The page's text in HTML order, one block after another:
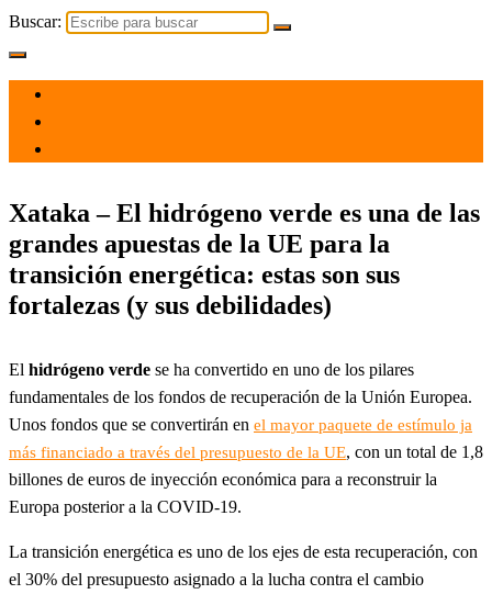
Buscar:
Xataka – El hidrógeno verde es una de las
grandes apuestas de la UE para la
transición energética: estas son sus
fortalezas (y sus debilidades)
El hidrógeno verde se ha convertido en uno de los pilares
fundamentales de los fondos de recuperación de la Unión Europea.
Unos fondos que se convertirán en el mayor paquete de estímulo ja
más financiado a través del presupuesto de la UE, con un total de 1,8
billones de euros de inyección económica para a reconstruir la
Europa posterior a la COVID-19.
La transición energética es uno de los ejes de esta recuperación, con
el 30% del presupuesto asignado a la lucha contra el cambio